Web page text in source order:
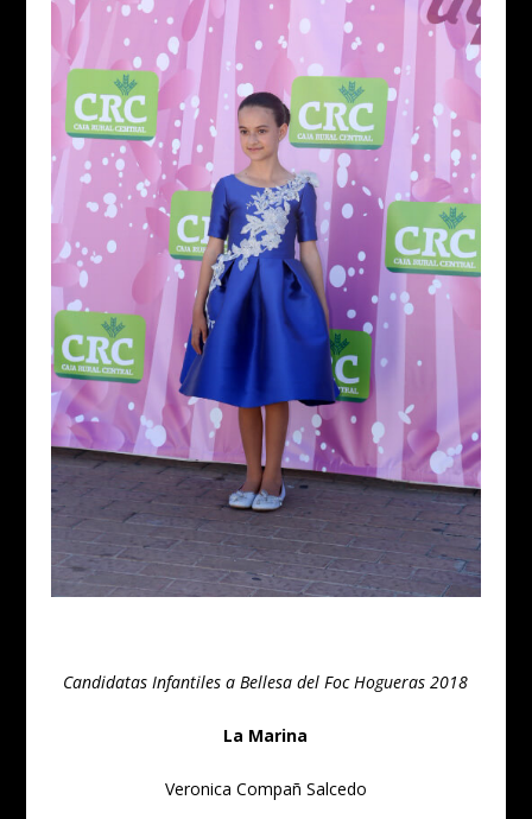
Candidatas Infantiles a Bellesa del Foc Hogueras 2018
La Marina
Veronica Compañ Salcedo